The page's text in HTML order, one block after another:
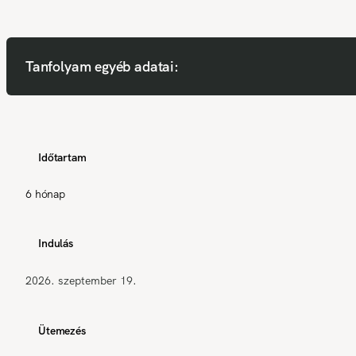
Tanfolyam egyéb adatai:
Időtartam
6 hónap
Indulás
2026. szeptember 19.
Ütemezés